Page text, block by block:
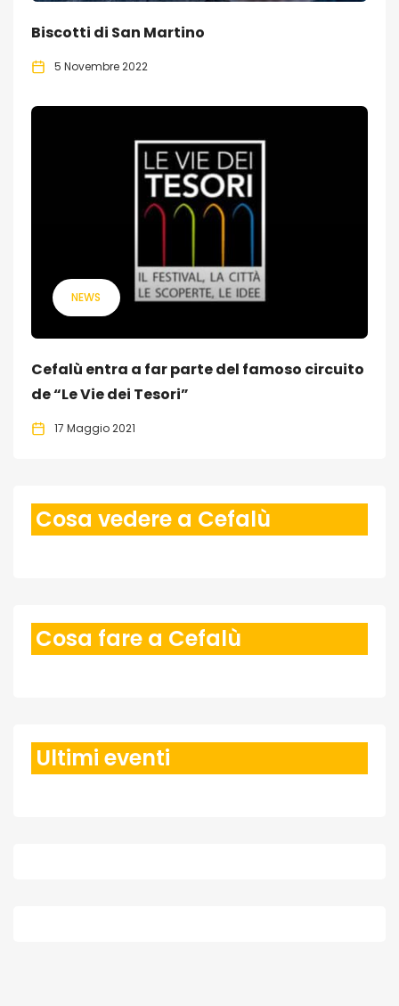
Biscotti di San Martino
5 Novembre 2022
NEWS
Cefalù entra a far parte del famoso circuito
de “Le Vie dei Tesori”
17 Maggio 2021
Cosa vedere a Cefalù
Cosa fare a Cefalù
Ultimi eventi